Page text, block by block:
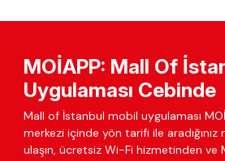
MOİAPP: Mall Of
Uygulaması Cebinde
Mall of İstanbul mobil uygulaması
merkezi içinde yön tarifi ile
ulaşın, ücretsiz Wi-Fi hizmetinden ve